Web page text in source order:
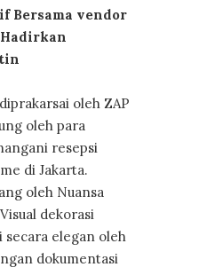
Bersama vendor
oleh ZAP
oleh para
resepsi
di Jakarta.
oleh Nuansa
dekorasi
secara elegan oleh
dokumentasi